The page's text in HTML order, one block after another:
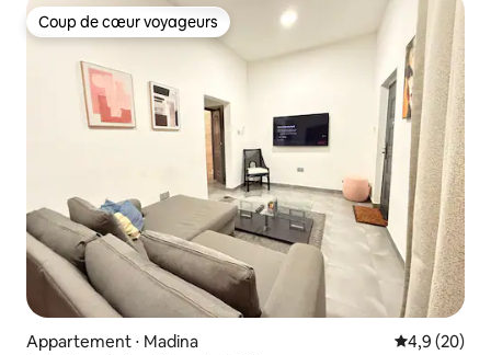
Coup de cœur voyageurs
Coup de cœur voyageurs
Appartement ⋅ Madina Évaluation
4,9 (20)